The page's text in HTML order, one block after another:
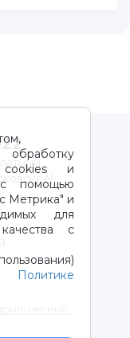
cookies и
с помощью
Метрика" и
для
с
Политике